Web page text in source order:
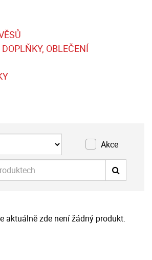
OBLEČENÍ
Akce
aktuálně zde není žádný produkt.